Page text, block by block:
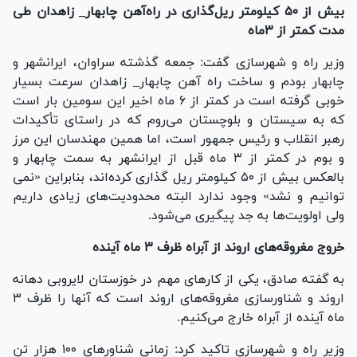
بیش از ۵۰ کیلومتر ریل‌گذاری در راه‌آهن چابهار_ زاهدان طی
مدت کمتر از ۳ماه
وزیر راه و شهرسازی گفت: جمعه گذشته سراوان، ایرانشهر و
چابهار بودم و ساخت راه آهن چابهار_ زاهدان سرعت بسیار
خوبی گرفته است در کمتر از ۶ ماه اخیر این سومین بار است
که به سیستان و بلوچستان می‌روم که در راستای تأکیدات
رهبر انقلاب و رئیس جمهور است، اما همین مهندسان این مرز
و بوم در کمتر از ۳ ماه قبل از ایرانشهر به سمت چابهار و
بالعکس بیش از ۵۰ کیلومتر ریل گذاری کرده‌اند، بنابراین «نمی
توانیم و نشد» وجود ندارد البته محدودیت‌های زیادی داریم
ولی اولویت‌ها به جد پیگیری می‌شود.
خروج مغروقه‌های اروند از آبراه ظرف ۳ ماه آینده
به گفته صادق، یکی از کار‌های مهم در خوزستان لایروبی دهانه
اروند و شناورسازی مغروقه‌های اروند است که آنها را ظرف ۳
ماه آینده از آبراه خارج می‌کنیم.
وزیر راه و شهرسازی تاکید کرد: زمانی شناور‌های ۱۰۰ هزار تن